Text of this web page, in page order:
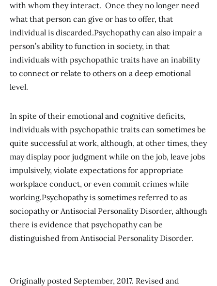
with whom they interact. Once they no longer need
what that person can give or has to offer, that
individual is discarded.Psychopathy can also impair a
person’s ability to function in society, in that
individuals with psychopathic traits have an inability
to connect or relate to others on a deep emotional
level.
In spite of their emotional and cognitive deficits,
individuals with psychopathic traits can sometimes be
quite successful at work, although, at other times, they
may display poor judgment while on the job, leave jobs
impulsively, violate expectations for appropriate
workplace conduct, or even commit crimes while
working.Psychopathy is sometimes referred to as
sociopathy or Antisocial Personality Disorder, although
there is evidence that psychopathy can be
distinguished from Antisocial Personality Disorder.
Originally posted September, 2017. Revised and